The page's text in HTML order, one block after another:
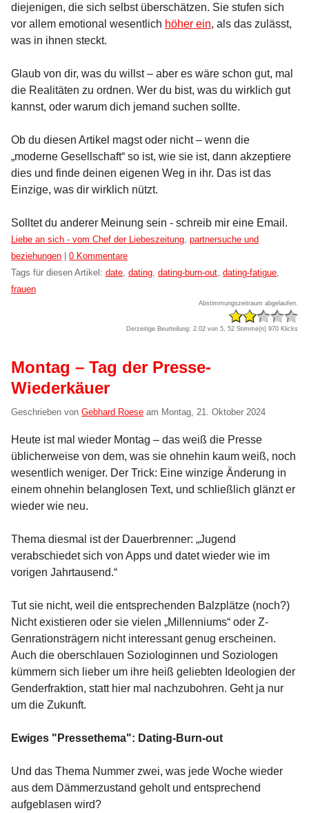
diejenigen, die sich selbst überschätzen. Sie stufen sich
vor allem emotional wesentlich höher ein, als das zulässt,
was in ihnen steckt.
Glaub von dir, was du willst – aber es wäre schon gut, mal
die Realitäten zu ordnen. Wer du bist, was du wirklich gut
kannst, oder warum dich jemand suchen sollte.
Ob du diesen Artikel magst oder nicht – wenn die
„moderne Gesellschaft“ so ist, wie sie ist, dann akzeptiere
dies und finde deinen eigenen Weg in ihr. Das ist das
Einzige, was dir wirklich nützt.
Solltet du anderer Meinung sein - schreib mir eine Email.
Kategorien:
Liebe an sich - vom Chef der Liebeszeitung, partnersuche und
beziehungen
0 Kommentare
Tags für diesen Artikel: date, dating, dating-burn-out, dating-fatigue,
frauen
Abstimmungszeitraum abgelaufen.
Derzeitige Beurteilung: 2.02 von 5, 52 Stimme(n) 970 Klicks
Montag – Tag der Presse-
Wiederkäuer
Geschrieben von Gebhard Roese am Montag, 21. Oktober 2024
Heute ist mal wieder Montag – das weiß die Presse
üblicherweise von dem, was sie ohnehin kaum weiß, noch
wesentlich weniger. Der Trick: Eine winzige Änderung in
einem ohnehin belanglosen Text, und schließlich glänzt er
wieder wie neu.
Thema diesmal ist der Dauerbrenner: „Jugend
verabschiedet sich von Apps und datet wieder wie im
vorigen Jahrtausend.“
Tut sie nicht, weil die entsprechenden Balzplätze (noch?)
Nicht existieren oder sie vielen „Millenniums“ oder Z-
Genrationsträgern nicht interessant genug erscheinen.
Auch die oberschlauen Soziologinnen und Soziologen
kümmern sich lieber um ihre heiß geliebten Ideologien der
Genderfraktion, statt hier mal nachzubohren. Geht ja nur
um die Zukunft.
Ewiges "Pressethema": Dating-Burn-out
Und das Thema Nummer zwei, was jede Woche wieder
aus dem Dämmerzustand geholt und entsprechend
aufgeblasen wird?